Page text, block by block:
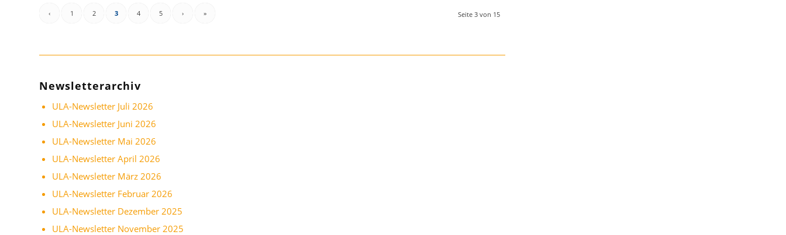
Seite 3 von 15
‹ 1 2 3 4 5 › »
Newsletterarchiv
ULA-Newsletter Juli 2026
ULA-Newsletter Juni 2026
ULA-Newsletter Mai 2026
ULA-Newsletter April 2026
ULA-Newsletter März 2026
ULA-Newsletter Februar 2026
ULA-Newsletter Dezember 2025
ULA-Newsletter November 2025